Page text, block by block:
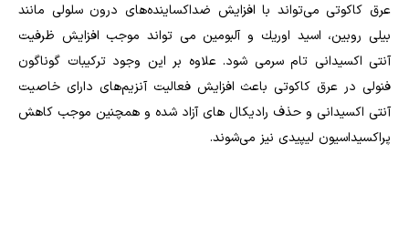
عرق کاکوتی می‌تواند با افزایش ضداكساینده‌های درون سلولی مانند
بیلی روبین، اسید اوریك و آلبومین می تواند موجب افزایش ظرفیت
آنتی اکسیدانی تام سرمی شود. علاوه بر این وجود تركیبات گوناگون
فنولی در عرق کاکوتی باعث افزایش فعالیت آنزیم‌های دارای خاصیت
آنتی اکسیدانی و حذف رادیکال های آزاد شده و همچنین موجب كاهش
پراكسیداسیون لیپیدی نیز می‌شوند.